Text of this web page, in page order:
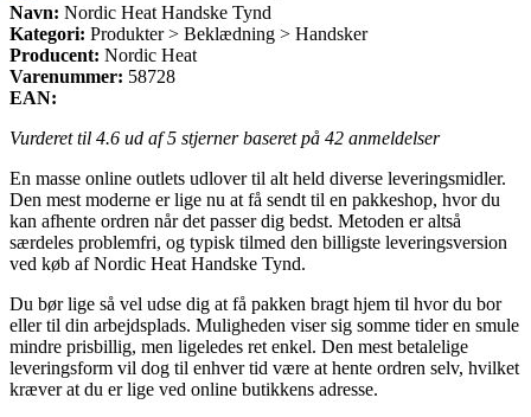
Navn: Nordic Heat Handske Tynd
Kategori: Produkter > Beklædning > Handsker
Producent: Nordic Heat
Varenummer: 58728
EAN:
Vurderet til 4.6 ud af 5 stjerner baseret på 42 anmeldelser
En masse online outlets udlover til alt held diverse leveringsmidler.
Den mest moderne er lige nu at få sendt til en pakkeshop, hvor du
kan afhente ordren når det passer dig bedst. Metoden er altså
særdeles problemfri, og typisk tilmed den billigste leveringsversion
ved køb af Nordic Heat Handske Tynd.
Du bør lige så vel udse dig at få pakken bragt hjem til hvor du bor
eller til din arbejdsplads. Muligheden viser sig somme tider en smule
mindre prisbillig, men ligeledes ret enkel. Den mest betalelige
leveringsform vil dog til enhver tid være at hente ordren selv, hvilket
kræver at du er lige ved online butikkens adresse.